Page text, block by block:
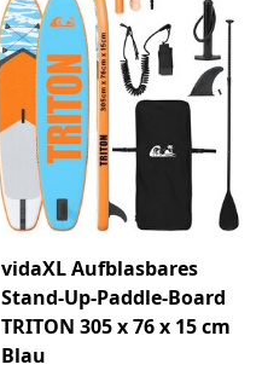
vidaXL Aufblasbares
Stand-Up-Paddle-Board
TRITON 305 x 76 x 15 cm
Blau